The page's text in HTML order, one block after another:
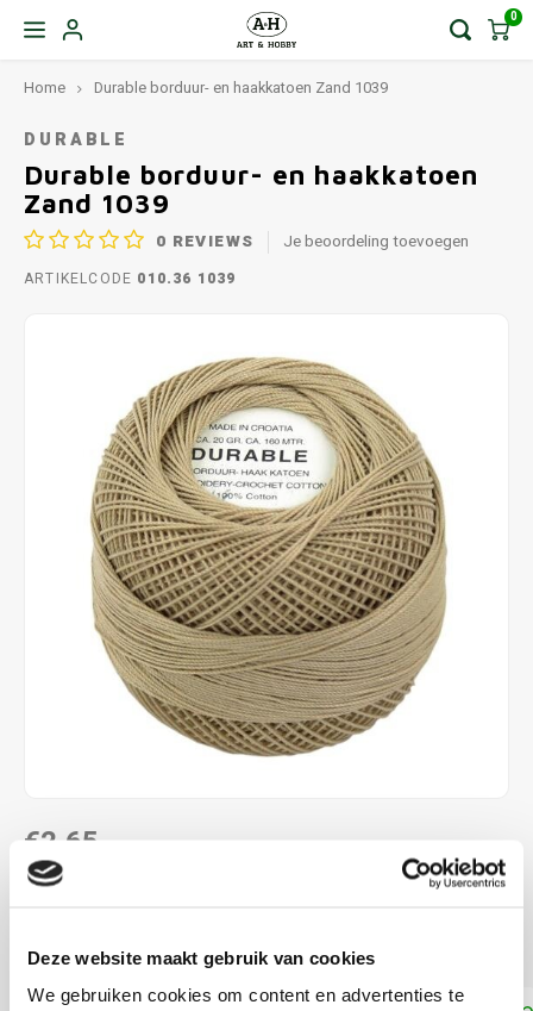
Deze website maakt gebruik van cookies
We gebruiken cookies om content en advertenties te
0
Home Durable borduur- en haakkatoen Zand 1039
DURABLE
Durable borduur- en haakkatoen
Zand 1039
0 REVIEWS Je beoordeling toevoegen
ARTIKELCODE 010.36 1039
€2,65
DIRECT LEVERBAAR
Naalddikte: 1.0 - 1.5 mm. 100% katoen Lees meer